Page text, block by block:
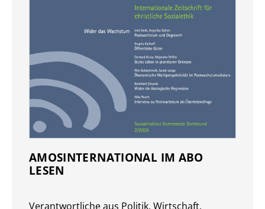
AMOSINTERNATIONAL IM ABO
LESEN
Verantwort­liche aus Politik, Wirtschaft,